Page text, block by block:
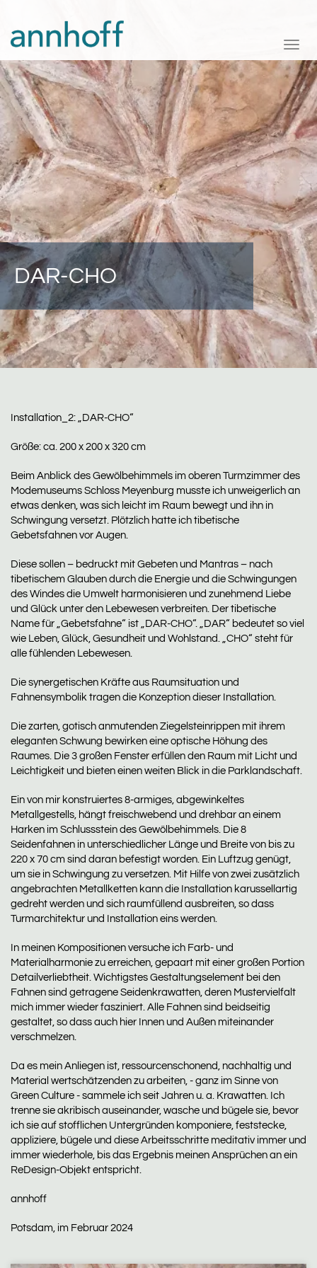
Toggle
DAR-CHO
Installation_2: „DAR-CHO“
Größe: ca. 200 x 200 x 320 cm
Beim Anblick des Gewölbehimmels im oberen Turmzimmer des
Modemuseums Schloss Meyenburg musste ich unweigerlich an
etwas denken, was sich leicht im Raum bewegt und ihn in
Schwingung versetzt. Plötzlich hatte ich tibetische
Gebetsfahnen vor Augen.
Diese sollen – bedruckt mit Gebeten und Mantras – nach
tibetischem Glauben durch die Energie und die Schwingungen
des Windes die Umwelt harmonisieren und zunehmend Liebe
und Glück unter den Lebewesen verbreiten. Der tibetische
Name für „Gebetsfahne“ ist „DAR-CHO“. „DAR“ bedeutet so viel
wie Leben, Glück, Gesundheit und Wohlstand. „CHO“ steht für
alle fühlenden Lebewesen.
Die synergetischen Kräfte aus Raumsituation und
Fahnensymbolik tragen die Konzeption dieser Installation.
Die zarten, gotisch anmutenden Ziegelsteinrippen mit ihrem
eleganten Schwung bewirken eine optische Höhung des
Raumes. Die 3 großen Fenster erfüllen den Raum mit Licht und
Leichtigkeit und bieten einen weiten Blick in die Parklandschaft.
Ein von mir konstruiertes 8-armiges, abgewinkeltes
Metallgestells, hängt freischwebend und drehbar an einem
Harken im Schlussstein des Gewölbehimmels. Die 8
Seidenfahnen in unterschiedlicher Länge und Breite von bis zu
220 x 70 cm sind daran befestigt worden. Ein Luftzug genügt,
um sie in Schwingung zu versetzen. Mit Hilfe von zwei zusätzlich
angebrachten Metallketten kann die Installation karussellartig
gedreht werden und sich raumfüllend ausbreiten, so dass
Turmarchitektur und Installation eins werden.
In meinen Kompositionen versuche ich Farb- und
Materialharmonie zu erreichen, gepaart mit einer großen Portion
Detailverliebtheit. Wichtigstes Gestaltungselement bei den
Fahnen sind getragene Seidenkrawatten, deren Mustervielfalt
mich immer wieder fasziniert. Alle Fahnen sind beidseitig
gestaltet, so dass auch hier Innen und Außen miteinander
verschmelzen.
Da es mein Anliegen ist, ressourcenschonend, nachhaltig und
Material wertschätzenden zu arbeiten, - ganz im Sinne von
Green Culture - sammele ich seit Jahren u. a. Krawatten. Ich
trenne sie akribisch auseinander, wasche und bügele sie, bevor
ich sie auf stofflichen Untergründen komponiere, feststecke,
appliziere, bügele und diese Arbeitsschritte meditativ immer und
immer wiederhole, bis das Ergebnis meinen Ansprüchen an ein
ReDesign-Objekt entspricht.
annhoff
Potsdam, im Februar 2024